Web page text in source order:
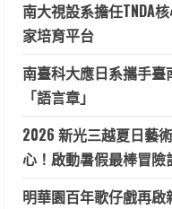
南大視設系擔任TNDA
家培育平台
南臺科大應日系攜手
「語言章」
2026 新光三越夏日藝
心！啟動暑假最棒冒險
明華園百年歌仔戲再